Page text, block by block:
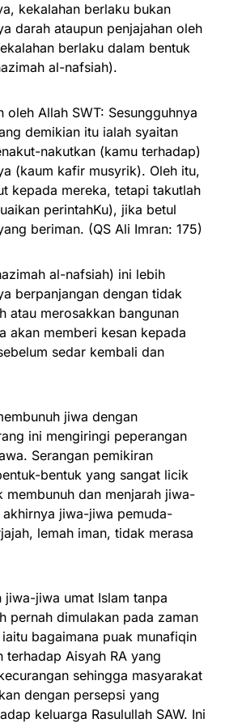
kekalahan berlaku bukan
darah ataupun penjajahan oleh
berlaku dalam bentuk
al-nafsiah).
oleh Allah SWT: Sesungguhnya
demikian itu ialah syaitan
nakutkan (kamu terhadap)
(kaum kafir musyrik). Oleh itu,
kepada mereka, tetapi takutlah
perintahKu), jika betul
beriman. (QS Ali Imran: 175)
al-nafsiah) ini lebih
berpanjangan dengan tidak
atau merosakkan bangunan
akan memberi kesan kepada
sedar kembali dan
jiwa dengan
ini mengiringi peperangan
Serangan pemikiran
bentuk yang sangat licik
membunuh dan menjarah jiwa-
jiwa-jiwa pemuda-
lemah iman, tidak merasa
jiwa-jiwa umat Islam tanpa
pernah dimulakan pada zaman
iaitu bagaimana puak munafiqin
terhadap Aisyah RA yang
sehingga masyarakat
dengan persepsi yang
keluarga Rasulullah SAW. Ini